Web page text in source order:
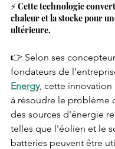
⚡️ Cette technologie
chaleur et la stocke pour
ultérieure.
👉 Selon ses
fondateurs de
Energy, cette
à résoudre le problème
des sources d'énergie
telles que l'éolien et le
batteries peuvent être